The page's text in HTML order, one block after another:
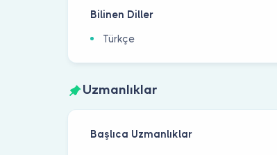
Bilinen Diller
Türkçe
Uzmanlıklar
Başlıca Uzmanlıklar